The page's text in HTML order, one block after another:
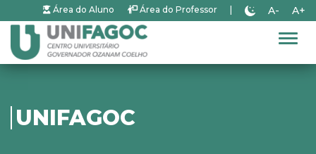
Área do Aluno Área do Professor A- A+
UNIFAGOC